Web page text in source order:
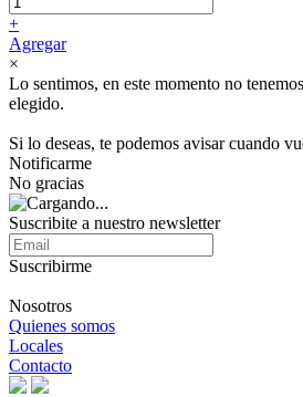
+
Agregar
×
Lo sentimos, en este momento no
elegido.
Si lo deseas, te podemos avisar cuando
Notificarme
No gracias
Suscribite a nuestro newsletter
Suscribirme
Nosotros
Quienes somos
Locales
Contacto